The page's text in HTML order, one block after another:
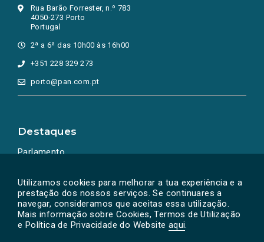
Utilizamos cookies para melhorar a tua experiência e a
prestação dos nossos serviços. Se continuares a
navegar, consideramos que aceitas essa utilização.
Mais informação sobre Cookies, Termos de Utilização
e Política de Privacidade do Website aqui.
Rua Barão Forrester, n.º 783
4050-273 Porto
Portugal
2ª a 6ª das 10h00 às 16h00
+351 228 329 273
porto@pan.com.pt
Destaques
Parlamento